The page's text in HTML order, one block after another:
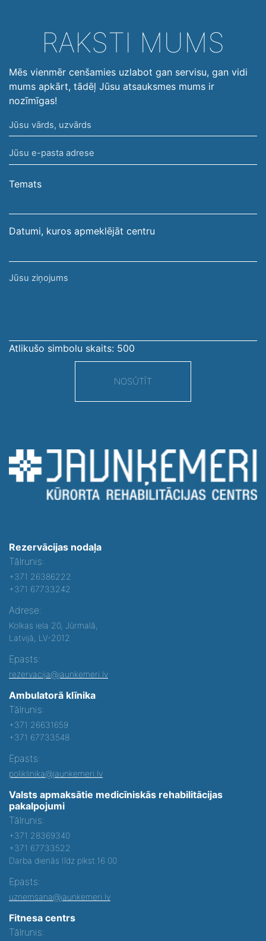
RAKSTI MUMS
Mēs vienmēr cenšamies uzlabot gan servisu, gan vidi
mums apkārt, tādēļ Jūsu atsauksmes mums ir
nozīmīgas!
Jūsu
vārds,
uzvārds
Jūsu
e-
pasta
Temats
Datumi, kuros apmeklējāt centru
Jūsu
Atlikušo simbolu skaits: 500
NOSŪTĪT
Rezervācijas nodaļa
Tālrunis:
+371 26386222
+371 67733242
Adrese:
Kolkas iela 20, Jūrmalā,
Latvijā, LV-2012
Epasts:
rezervacija@jaunkemeri.lv
Ambulatorā klīnika
Tālrunis:
+371 26631659
+371 67733548
Epasts:
poliklinika@jaunkemeri.lv
Valsts apmaksātie medicīniskās rehabilitācijas
pakalpojumi
Tālrunis:
+371 28369340
+371 67733522
Darba dienās līdz plkst.16:00
Epasts:
uznemsana@jaunkemeri.lv
Fitnesa centrs
Tālrunis: